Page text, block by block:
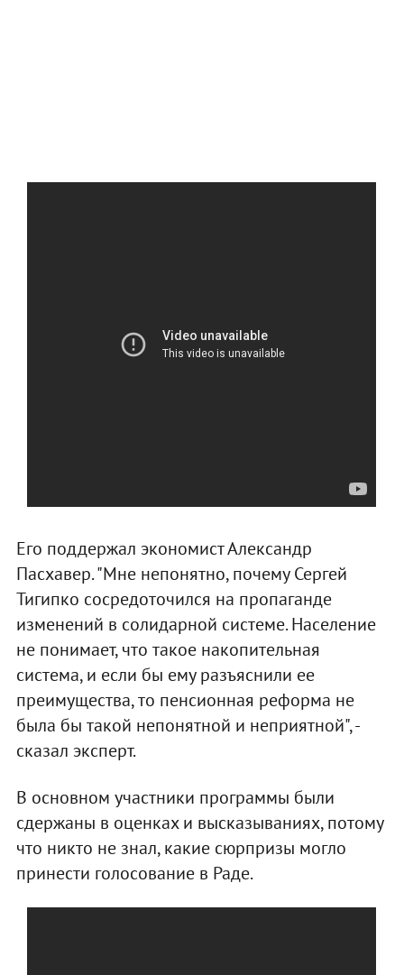
Его поддержал экономист Александр
Пасхавер. "Мне непонятно, почему Сергей
Тигипко сосредоточился на пропаганде
изменений в солидарной системе. Население
не понимает, что такое накопительная
система, и если бы ему разъяснили ее
преимущества, то пенсионная реформа не
была бы такой непонятной и неприятной", -
сказал эксперт.
В основном участники программы были
сдержаны в оценках и высказываниях, потому
что никто не знал, какие сюрпризы могло
принести голосование в Раде.